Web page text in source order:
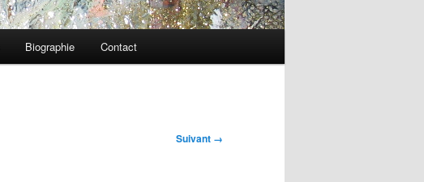
Biographie Contact
Suivant →